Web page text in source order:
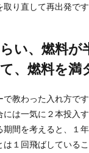
り直して再出発です
い、燃料が
、燃料を満
教わった入れ方で
には一気に２本投入
間を考えると、１
１回飛ばしている